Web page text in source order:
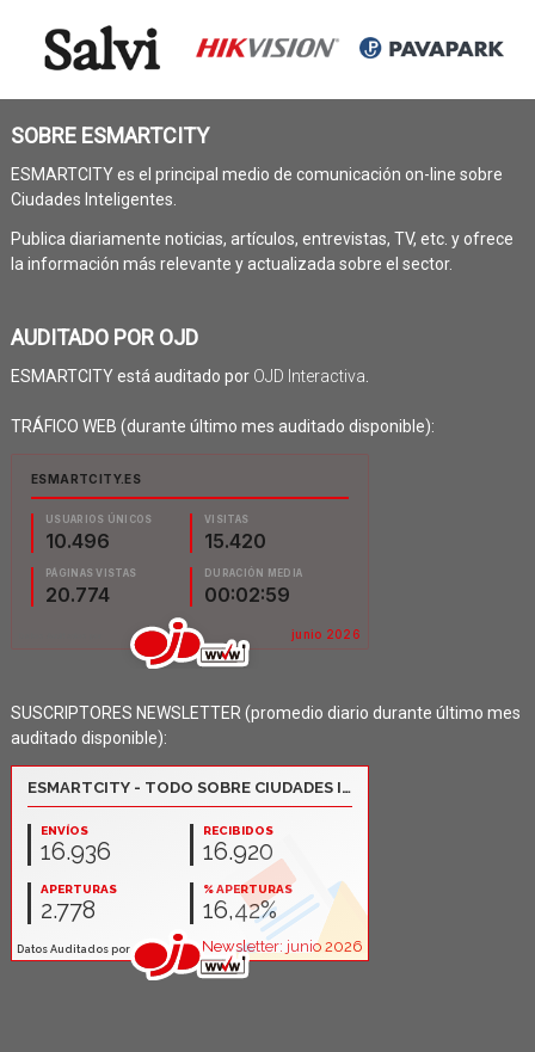
SOBRE ESMARTCITY
ESMARTCITY es el principal medio de comunicación on-line sobre
Ciudades Inteligentes.
Publica diariamente noticias, artículos, entrevistas, TV, etc. y ofrece
la información más relevante y actualizada sobre el sector.
AUDITADO POR OJD
ESMARTCITY está auditado por OJD Interactiva.
TRÁFICO WEB (durante último mes auditado disponible):
SUSCRIPTORES NEWSLETTER (promedio diario durante último mes
auditado disponible):